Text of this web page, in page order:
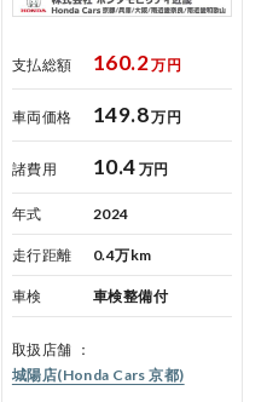
支払総額 160.2万円
車両価格 149.8万円
諸費用 10.4 万円
年式 2024
走行距離 0.4万km
車検 車検整備付
取扱店舗
城陽店(Honda Cars 京都)